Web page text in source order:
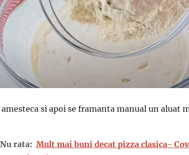
amesteca si apoi se framanta manual un aluat
Nu rata: Mult mai buni decat pizza clasica-